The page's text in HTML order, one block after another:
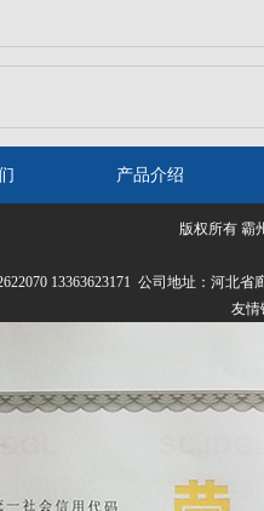
产品介绍
版权所有 霸
13363623171 公司地址：河北
友情